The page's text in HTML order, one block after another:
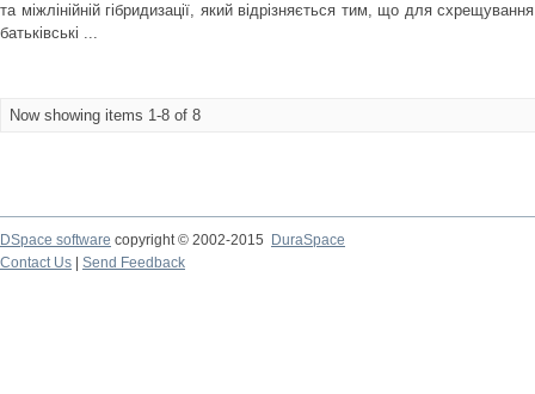
та міжлінійній гібридизації, який відрізняється тим, що для
батьківські ...
Now showing items 1-8 of 8
DSpace software copyright © 2002-2015
DuraSpace
Contact Us
Send Feedback